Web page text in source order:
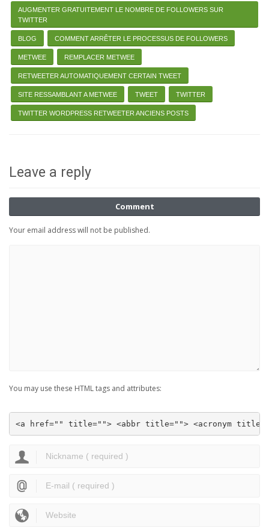
AUGMENTER GRATUITEMENT LE NOMBRE DE FOLLOWERS SUR
TWITTER
BLOG COMMENT ARRÊTER LE PROCESSUS DE FOLLOWERS
METWEE REMPLACER METWEE
RETWEETER AUTOMATIQUEMENT CERTAIN TWEET
SITE RESSAMBLANT A METWEE TWEET TWITTER
TWITTER WORDPRESS RETWEETER ANCIENS POSTS
Leave a reply
Comment
Your email address will not be published.
You may use these HTML tags and attributes:
<a href="" title=""> <abbr title=""> <acronym